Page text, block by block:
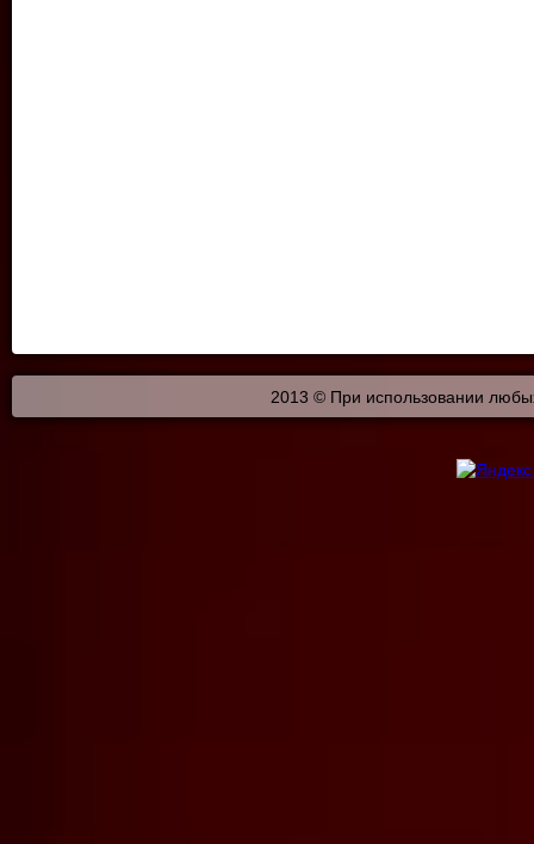
2013 © При использовании